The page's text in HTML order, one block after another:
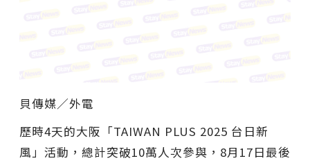
貝傳媒∕外電
歷時4天的大阪「TAIWAN PLUS 2025 台日新
風」活動，總計突破10萬人次參與，8月17日最後